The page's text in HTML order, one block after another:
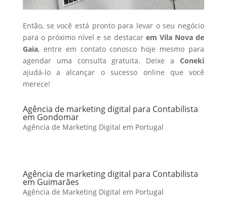
Então, se você está pronto para levar o seu negócio
para o próximo nível e se destacar em Vila Nova de
Gaia, entre em contato conosco hoje mesmo para
agendar uma consulta gratuita. Deixe aConeki
ajudá-lo a alcançar o sucesso online que você
merece!
Agência de marketing digital para Contabilista
em Gondomar
Agência de Marketing Digital em Portugal
Agência de marketing digital para Contabilista
em Guimarães
Agência de Marketing Digital em Portugal